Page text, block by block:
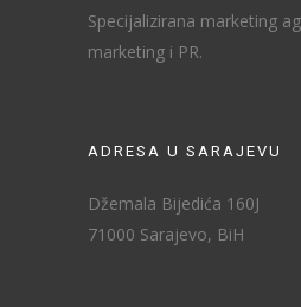
Specijalizirana marketing
marketing i PR.
ADRESA U SARAJEVU
Džemala Bijedića 160J
71000 Sarajevo, BiH